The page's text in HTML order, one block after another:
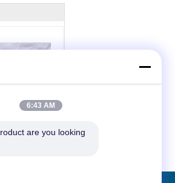
Kecurangan
Suara Plastik
Kecurangan
6:43 AM
are you looking